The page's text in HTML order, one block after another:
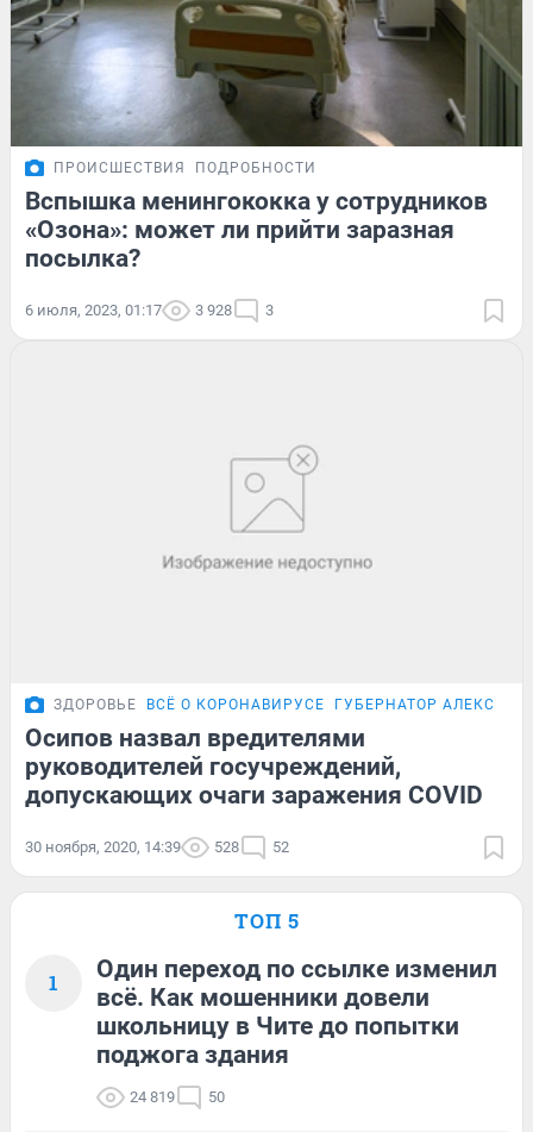
ПРОИСШЕСТВИЯ ПОДРОБНОСТИ
Вспышка менингококка у сотрудников
«Озона»: может ли прийти заразная
посылка?
6 июля, 2023, 01:17 3 928 3
ЗДОРОВЬЕ ВСЁ О КОРОНАВИРУСЕ ГУБЕРНАТОР
Осипов назвал вредителями
руководителей госучреждений,
допускающих очаги заражения COVID
30 ноября, 2020, 14:39 528 52
ТОП 5
1
Один переход по ссылке изменил
всё. Как мошенники довели
школьницу в Чите до попытки
поджога здания
24 819 50